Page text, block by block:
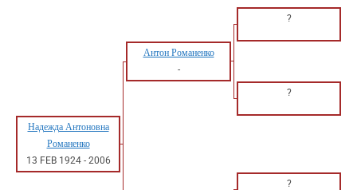
?
Антон Романенко
-
?
Надежда Антоновна
Романенко
13 FEB 1924- 2006
?